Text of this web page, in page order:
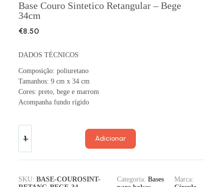
Base Couro Sintetico Retangular – Bege
34cm
€8.50
DADOS TÉCNICOS
Composição: poliuretano
Tamanhos: 9 cm x 34 cm
Cores: preto, bege e marrom
Acompanha fundo rígido
Adicionar
SKU: BASE-COUROSINT-
Categoria: Bases
Marca: